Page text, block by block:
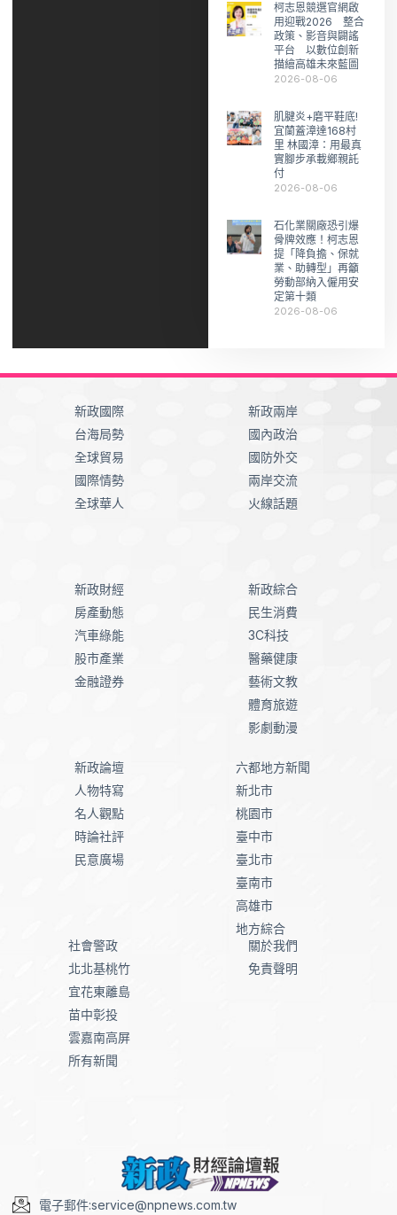
柯志恩競選官網啟
用迎戰2026 整合
政策、影音與闢謠
平台 以數位創新
描繪高雄未來藍圖
2026-08-06
肌腱炎+磨平鞋底!
宜蘭蓋漳達168村
里 林國漳：用最真
實腳步承載鄉親託
付
2026-08-06
石化業關廠恐引爆
骨牌效應！柯志恩
提「降負擔、保就
業、助轉型」再籲
勞動部納入僱用安
定第十類
2026-08-06
新政國際
台海局勢
全球貿易
國際情勢
全球華人
新政兩岸
國內政治
國防外交
兩岸交流
火線話題
新政財經
房產動態
汽車綠能
股市產業
金融證券
新政綜合
民生消費
3C科技
醫藥健康
藝術文教
體育旅遊
影劇動漫
新政論壇
人物特寫
名人觀點
時論社評
民意廣場
六都地方新聞
新北市
桃園市
臺中市
臺北市
臺南市
高雄市
地方綜合
社會警政
北北基桃竹
宜花東離島
苗中彰投
雲嘉南高屏
所有新聞
關於我們
免責聲明
電子郵件:service@npnews.com.tw